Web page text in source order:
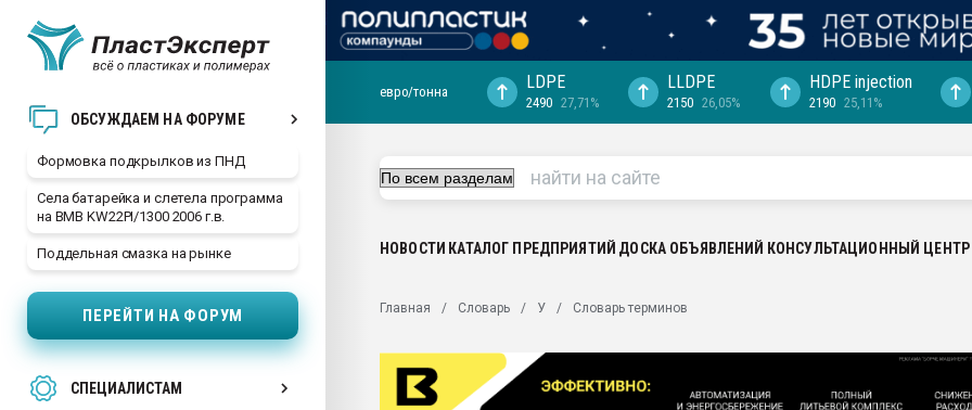
ОБСУЖДАЕМ НА ФОРУМЕ
Формовка подкрылков из ПНД
Села батарейка и слетела программа
на BMB KW22PI/1300 2006 г.в.
Поддельная смазка на рынке
ПЕРЕЙТИ НА ФОРУМ
СПЕЦИАЛИСТАМ
29.07.2026 ФРП помог "Ижевскому
Вакуум-формовочные машины:
ближайшее подмосковье, с.-в.
28.07.2026 Автоматизация выходит на
первый план в переработке
евро/тонна LDPE
2490 27,71%
LLDPE
2150 26,05%
HDPE injection
2190 25,11%
НОВОСТИ КАТАЛОГ ПРЕДПРИЯТИЙ ДОСКА ОБЪЯВЛЕНИЙ КОНСУЛЬТАЦИОННЫЙ ЦЕНТР
Главная Словарь У Словарь терминов